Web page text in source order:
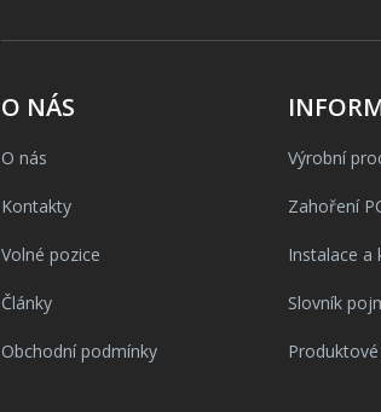
O NÁS
O nás
Kontakty
Volné pozice
Články
Obchodní podmínky
Výrobní
Zahoření
Instalace a
Slovník